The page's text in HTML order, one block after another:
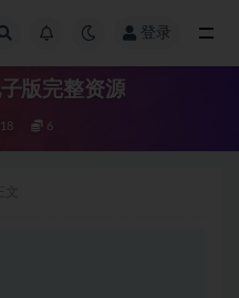
登录
版完整资源
6